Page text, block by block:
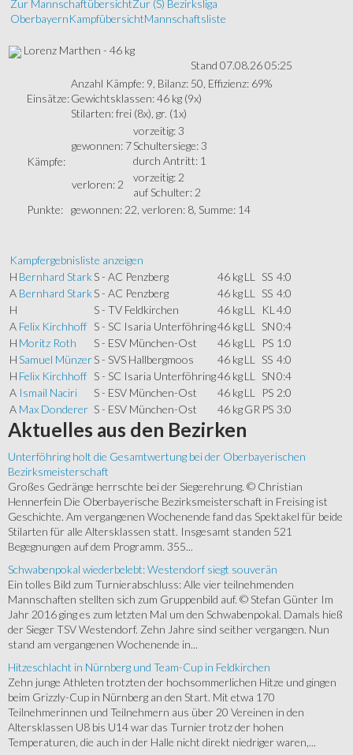
Zur MannschaftübersichtZur (S) Bezirksliga
OberbayernKampfübersichtMannschaftsliste
Lorenz Marthen - 46 kg
Stand 07.08.26 05:25
Einsätze:
Anzahl Kämpfe: 9, Bilanz: 50, Effizienz: 69%
Gewichtsklassen: 46 kg (9x)
Stilarten: frei (8x), gr. (1x)
Kämpfe:
gewonnen: 7
vorzeitig: 3
Schultersiege: 3
durch Antritt: 1
verloren: 2
vorzeitig: 2
auf Schulter: 2
Punkte: gewonnen: 22, verloren: 8, Summe: 14
Kampfergebnisliste anzeigen
H Bernhard Stark S - AC Penzberg 46 kgLL SS 4:0
A Bernhard Stark S - AC Penzberg 46 kgLL SS 4:0
H
S - TV Feldkirchen 46 kgLL KL 4:0
A Felix Kirchhoff S - SC Isaria Unterföhring46 kgLL SN0:4
H Moritz Roth S - ESV München-Ost 46 kgLL PS 1:0
HSamuel MünzerS - SVS Hallbergmoos 46 kgLL SS 4:0
H Felix Kirchhoff S - SC Isaria Unterföhring46 kgLL SN0:4
A Ismail Naciri S - ESV München-Ost 46 kgLL PS 2:0
A Max Donderer S - ESV München-Ost 46 kgGR PS 3:0
Aktuelles aus den Bezirken
Unterföhring holt die Gesamtwertung bei der Oberbayerischen
Bezirksmeisterschaft
Großes Gedränge herrschte bei der Siegerehrung. © Christian
Hennerfein Die Oberbayerische Bezirksmeisterschaft in Freising ist
Geschichte. Am vergangenen Wochenende fand das Spektakel für beide
Stilarten für alle Altersklassen statt. Insgesamt standen 521
Begegnungen auf dem Programm. 355...
Schwabenpokal wiederbelebt: Westendorf siegt souverän
Ein tolles Bild zum Turnierabschluss: Alle vier teilnehmenden
Mannschaften stellten sich zum Gruppenbild auf. © Stefan Günter Im
Jahr 2016 ging es zum letzten Mal um den Schwabenpokal. Damals hieß
der Sieger TSV Westendorf. Zehn Jahre sind seither vergangen. Nun
stand am vergangenen Wochenende in...
Hitzeschlacht in Nürnberg und Team-Cup in Feldkirchen
Zehn junge Athleten trotzten der hochsommerlichen Hitze und gingen
beim Grizzly-Cup in Nürnberg an den Start. Mit etwa 170
Teilnehmerinnen und Teilnehmern aus über 20 Vereinen in den
Altersklassen U8 bis U14 war das Turnier trotz der hohen
Temperaturen, die auch in der Halle nicht direkt niedriger waren,...